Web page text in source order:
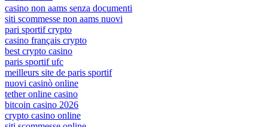
casino non aams senza documenti
siti scommesse non aams nuovi
pari sportif crypto
casino français crypto
best crypto casino
paris sportif ufc
meilleurs site de paris sportif
nuovi casinò online
tether online casino
bitcoin casino 2026
crypto casino online